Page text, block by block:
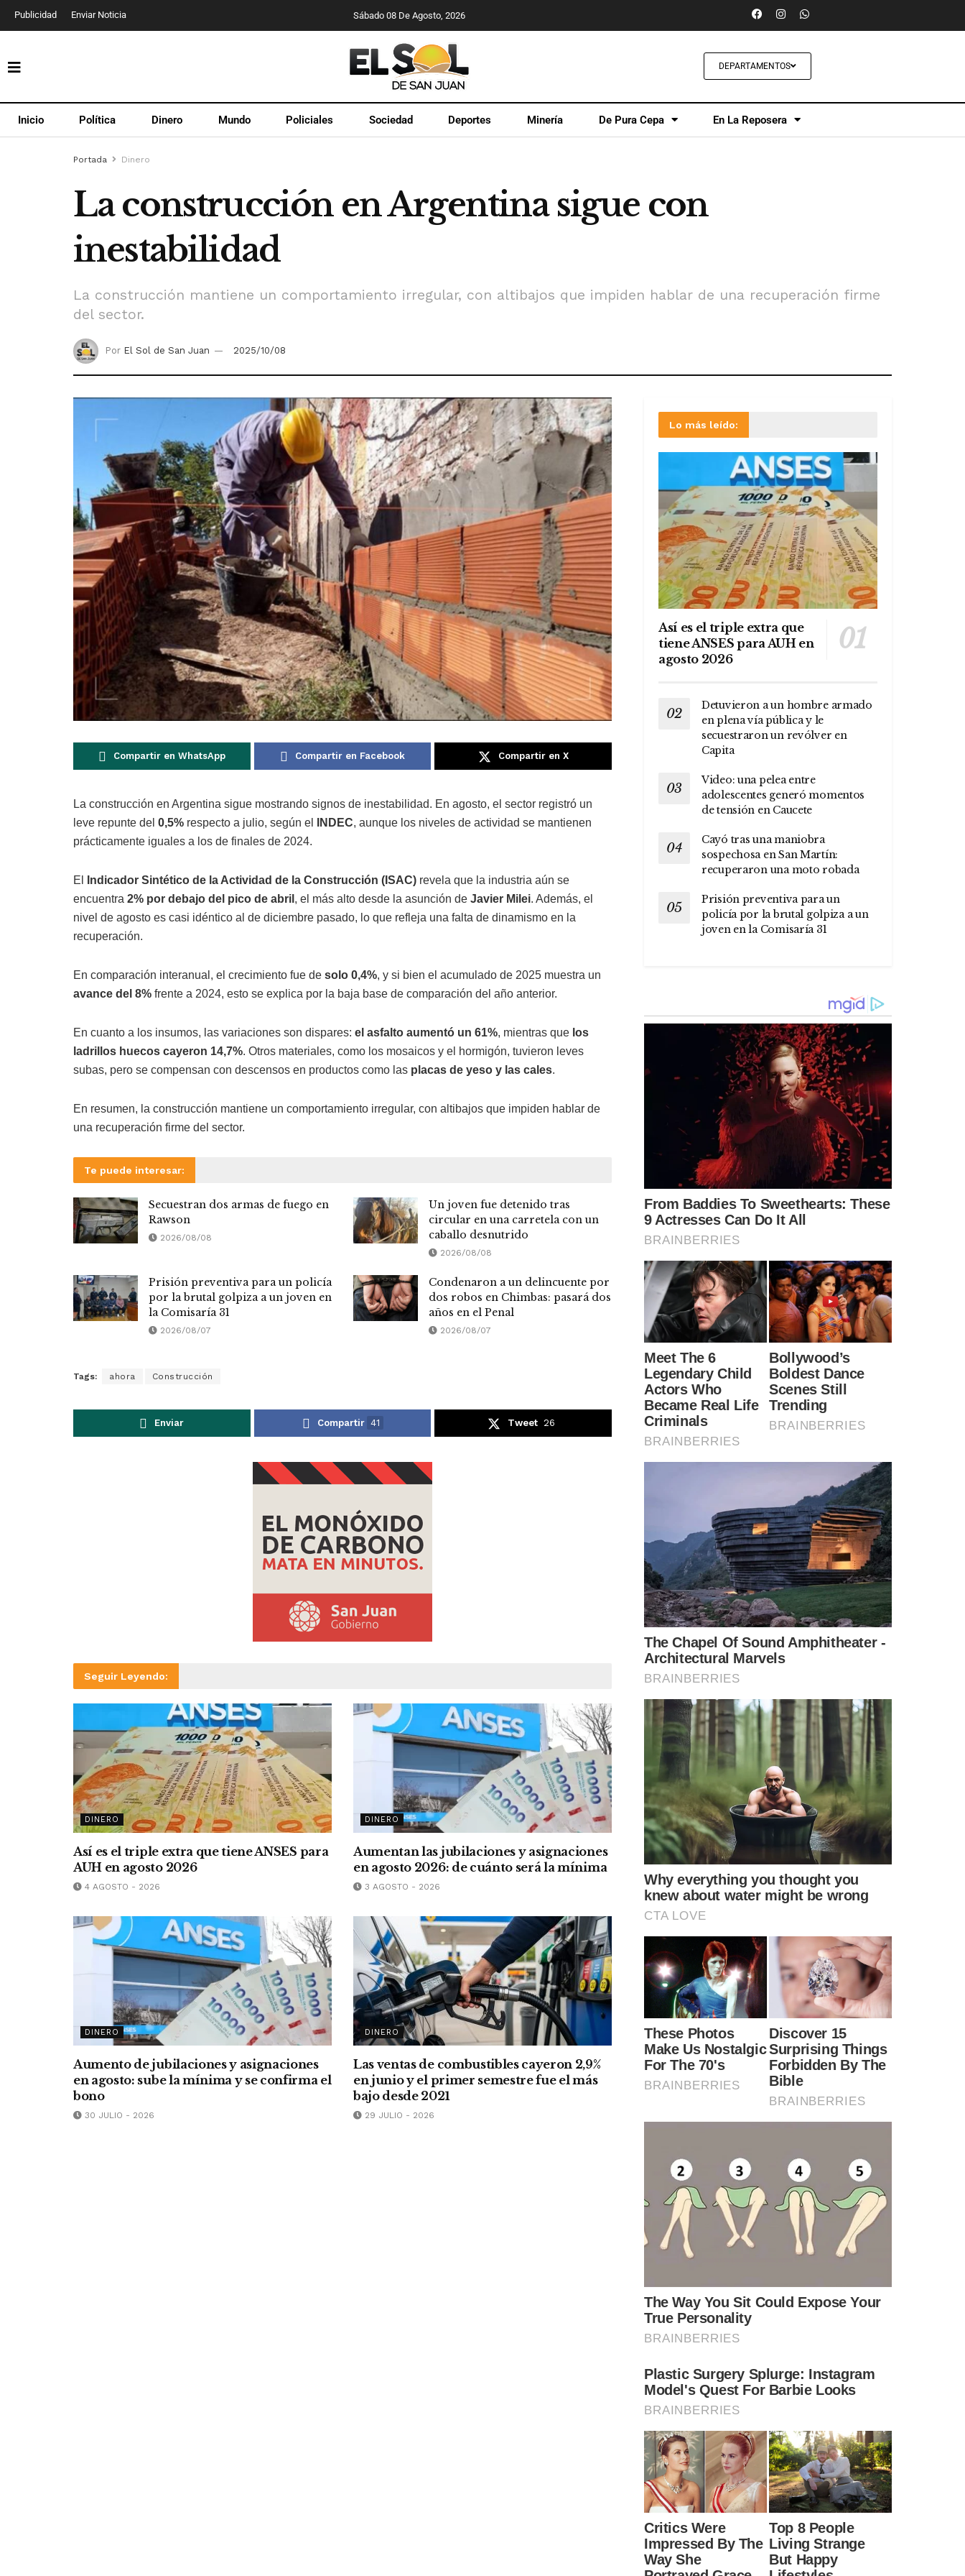
Publicidad Enviar Noticia Sábado 08 De Agosto, 2026
DEPARTAMENTOS
Inicio Política Dinero Mundo Policiales Sociedad Deportes Minería De Pura Cepa En La Reposera
Portada Dinero
La construcción en Argentina sigue con
inestabilidad
La construcción mantiene un comportamiento irregular, con altibajos que impiden hablar de una recuperación firme
del sector.
Por El Sol de San Juan 2025/10/08
Compartir en WhatsApp Compartir en Facebook Compartir en X
La construcción en Argentina sigue mostrando signos de inestabilidad. En agosto, el sector registró un
leve repunte del 0,5% respecto a julio, según el INDEC, aunque los niveles de actividad se mantienen
prácticamente iguales a los de finales de 2024.
El Indicador Sintético de la Actividad de la Construcción (ISAC) revela que la industria aún se
encuentra 2% por debajo del pico de abril , el más alto desde la asunción de Javier Milei. Además, el
nivel de agosto es casi idéntico al de diciembre pasado, lo que refleja una falta de dinamismo en la
recuperación.
En comparación interanual, el crecimiento fue de solo 0,4%, y si bien el acumulado de 2025 muestra un
avance del 8% frente a 2024, esto se explica por la baja base de comparación del año anterior.
En cuanto a los insumos, las variaciones son dispares: el asfalto aumentó un 61%, mientras que los
ladrillos huecos cayeron 14,7%. Otros materiales, como los mosaicos y el hormigón, tuvieron leves
subas, pero se compensan con descensos en productos como las placas de yeso y las cales.
En resumen, la construcción mantiene un comportamiento irregular, con altibajos que impiden hablar de
una recuperación firme del sector.
Te puede interesar:
Secuestran dos armas de fuego en
Rawson
2026/08/08
Un joven fue detenido tras
circular en una carretela con un
caballo desnutrido
2026/08/08
Prisión preventiva para un policía
por la brutal golpiza a un joven en
la Comisaría 31
2026/08/07
Condenaron a un delincuente por
dos robos en Chimbas: pasará dos
años en el Penal
2026/08/07
Tags: ahora Construcción
Enviar Compartir 41 Tweet 26
Seguir Leyendo:
DINERO
Así es el triple extra que tiene ANSES para
AUH en agosto 2026
4 AGOSTO - 2026
DINERO
Aumentan las jubilaciones y asignaciones
en agosto 2026: de cuánto será la mínima
3 AGOSTO - 2026
DINERO
Aumento de jubilaciones y asignaciones
en agosto: sube la mínima y se confirma el
bono
30 JULIO - 2026
DINERO
Las ventas de combustibles cayeron 2,9%
en junio y el primer semestre fue el más
bajo desde 2021
29 JULIO - 2026
Lo más leído:
Así es el triple extra que
tiene ANSES para AUH en
agosto 2026
Detuvieron a un hombre armado
en plena vía pública y le
secuestraron un revólver en
Capita
Video: una pelea entre
adolescentes generó momentos
de tensión en Caucete
Cayó tras una maniobra
sospechosa en San Martín:
recuperaron una moto robada
Prisión preventiva para un
policía por la brutal golpiza a un
joven en la Comisaría 31